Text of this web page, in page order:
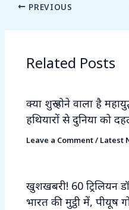
PREVIOUS
Related Posts
क्या शुरू होने वाला है
हथियारों से दुनिया को
Leave a Comment/ Latest
खुशखबरी! 60 ट्रिलियन
भारत की मुट्ठी में,